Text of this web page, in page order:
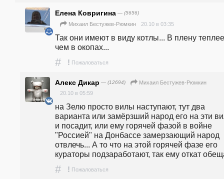
Елена Ковригина — (5656)
Михаил Бестужев-Рюмкин 20.10 в 03:35
Так они имеют в виду котлы... В плену
чем в окопах...
# ! Пожаловаться
Алекс Дикар — (12694)
Михаил Бестужев-Рюмкин
20.10 в 05:59
на Зелю просто вилы наступают, тут два
варианта или замёрзший народ его на эти
и посадит, или ему горячей фазой в войне
"Россией" на Донбассе замерзающий народ
отвлечь... А то что на этой горячей фазе его
кураторы подзаработают, так ему откат
# ! Пожаловаться